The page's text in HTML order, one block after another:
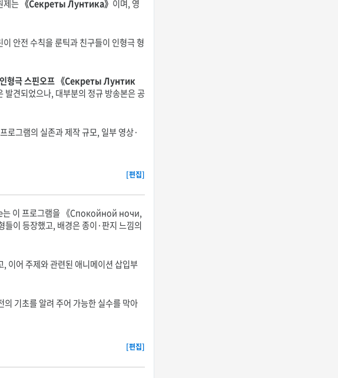
제는 《Секреты Лунтика》 이며, 영
안전 수칙을 룬틱과 친구들이 인형극 형
형극 스핀오프 《Секреты Лунтик
발견되었으나, 대부분의 정규 방송본은 공
로그램의 실존과 제작 규모, 일부 영상·
[편집]
는 이 프로그램을 《Спокойной ночи,
이 등장했고, 배경은 종이·판지 느낌의
이어 주제와 관련된 애니메이션 삽입부
기초를 알려 주어 가능한 실수를 막아
[편집]